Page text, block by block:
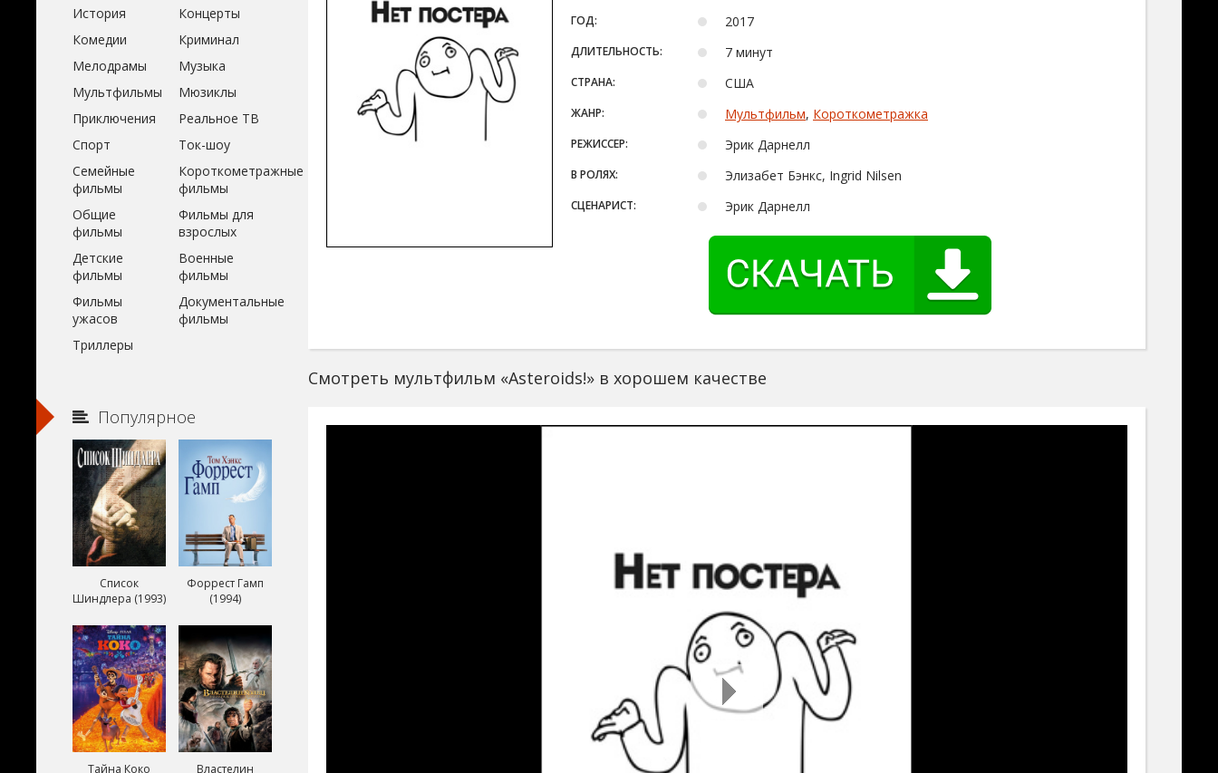
ГОД: 2017
ДЛИТЕЛЬНОСТЬ: 7 минут
СТРАНА: США
ЖАНР: Мультфильм, Короткометражка
РЕЖИССЕР: Эрик Дарнелл
В РОЛЯХ: Элизабет Бэнкс, Ingrid Nilsen
СЦЕНАРИСТ: Эрик Дарнелл
Смотреть мультфильм «Asteroids!» в хорошем качестве
История
Концерты
Комедии
Криминал
Мелодрамы
Музыка
Мультфильмы
Мюзиклы
Приключения
Реальное ТВ
Спорт
Ток-шоу
Семейные
фильмы
Короткометражные
фильмы
Общие
фильмы
Фильмы для
взрослых
Детские
фильмы
Военные
фильмы
Фильмы
ужасов
Документальные
фильмы
Триллеры
Популярное
Список
Шиндлера (1993)
Форрест Гамп
(1994)
Тайна Коко
Властелин